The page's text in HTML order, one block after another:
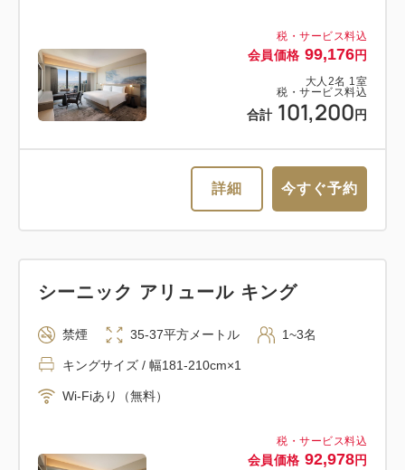
税・サービス料込
会員価格 99,176円
大人 2名 1室
税・サービス料込
合計 101,200 円
詳細 今すぐ予約
税・サービス料込
会員価格 92,978円
シーニック アリュール キング
禁煙 35-37平方メートル 1~3名
キングサイズ / 幅181-210cm×1
Wi-Fiあり（無料）